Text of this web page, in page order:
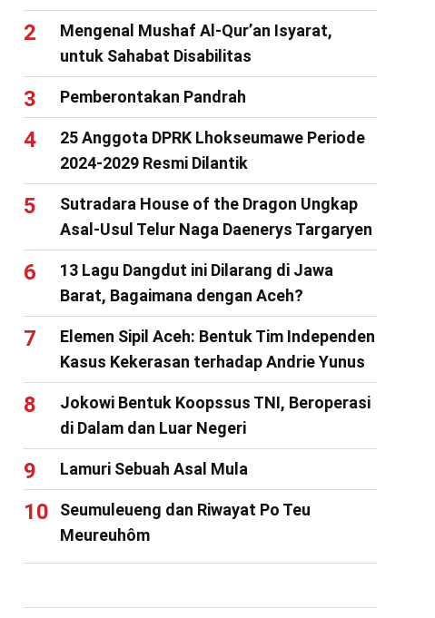
Mengenal Mushaf Al-Qur’an Isyarat,
untuk Sahabat Disabilitas
Pemberontakan Pandrah
25 Anggota DPRK Lhokseumawe Periode
2024-2029 Resmi Dilantik
Sutradara House of the Dragon Ungkap
Asal-Usul Telur Naga Daenerys Targaryen
13 Lagu Dangdut ini Dilarang di Jawa
Barat, Bagaimana dengan Aceh?
Elemen Sipil Aceh: Bentuk Tim Independen
Kasus Kekerasan terhadap Andrie Yunus
Jokowi Bentuk Koopssus TNI, Beroperasi
di Dalam dan Luar Negeri
Lamuri Sebuah Asal Mula
Seumuleueng dan Riwayat Po Teu
Meureuhôm